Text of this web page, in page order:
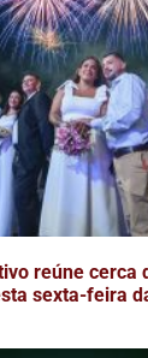
reúne cerca
sexta-feira